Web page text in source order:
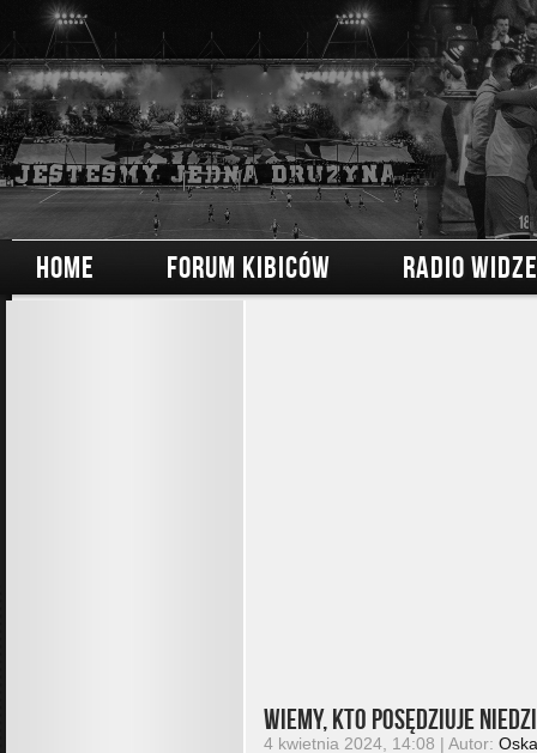
HOME FORUM KIBICÓW RADIO
Wiemy, kto posędziuje
4 kwietnia 2024, 14:08 | Autor: